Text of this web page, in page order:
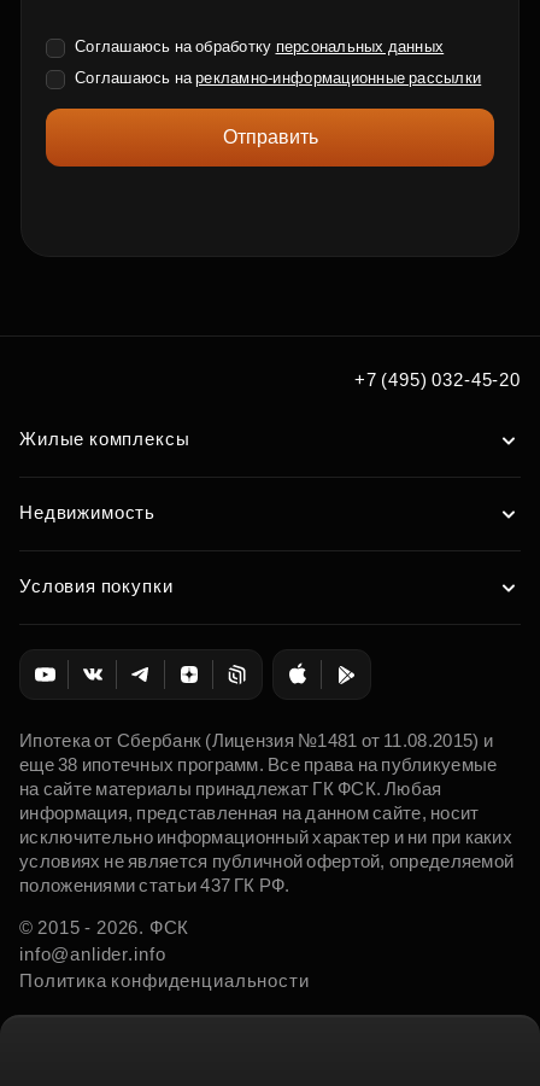
Соглашаюсь на обработку персональных данных
Соглашаюсь нарекламно-информационные рассылки
Отправить
+7 (495) 032-45-20
Жилые комплексы
Недвижимость
Условия покупки
Ипотека от Сбербанк (Лицензия №1481 от 11.08.2015) и
еще 38 ипотечных программ. Все права на публикуемые
на сайте материалы принадлежат ГК ФСК. Любая
информация, представленная на данном сайте, носит
исключительно информационный характер и ни при каких
условиях не является публичной офертой, определяемой
положениями статьи 437 ГК РФ.
© 2015 - 2026. ФСК
info@anlider.info
Политика конфиденциальности